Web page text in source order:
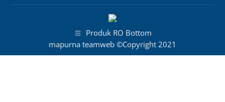
Produk RO Bottom
mapurna teamweb ©Copyright 2021